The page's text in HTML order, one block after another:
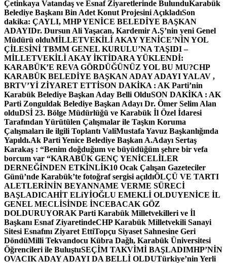
Çetinkaya Vatandaş ve Esnaf Ziyaretlerinde BulunduKarabük
Belediye Başkanı Bin Adet Konut Projesini AçıkladıSon
dakika: ÇAYLI, MHP YENİCE BELEDİYE BAŞKAN
ADAYIDr. Dursun Ali Yaşacan, Kardemir A.Ş’nin yeni Genel
Müdürü olduMİLLETVEKİLİ AKAY YENİCE’NİN YOL
ÇİLESİNİ TBMM GENEL KURULU’NA TAŞIDI –
MİLLETVEKİLİ AKAY İKTİDARA YÜKLENDİ:
KARABÜK’E REVA GÖRDÜĞÜNÜZ YOL BU MU?CHP
KARABÜK BELEDİYE BAŞKAN ADAY ADAYI YALAV ,
BRTV’Yİ ZİYARET ETTİSON DAKİKA : AK Parti’nin
Karabük Belediye Başkan Aday Belli OlduSON DAKİKA : AK
Parti Zonguldak Belediye Başkan Adayı Dr. Ömer Selim Alan
olduDSİ 23. Bölge Müdürlüğü ve Karabük İl Özel İdaresi
Tarafından Yürütülen Çalışmalar ile Taşkın Koruma
Çalışmaları ile ilgili Toplantı ValiMustafa Yavuz Başkanlığında
Yapıldı.Ak Parti Yenice Belediye Başkan A.Adayı Sertaş
Karakaş : “Benim doğduğum ve büyüdüğüm şehre bir vefa
borcum var “KARABÜK GENÇ YENİCELİLER
DERNEĞİNDEN ETKİNLİK10 Ocak Çalışan Gazeteciler
Günü’nde Karabük’te fotoğraf sergisi açıldıÖLÇÜ VE TARTI
ALETLERİNİN BEYANNAME VERME SÜRECİ
BAŞLADICAHİT ELiYİOĞLU EMEKLİ OLDUYENİCE İL
GENEL MECLİSİNDE İNCEBACAK GÖZ
DOLDURUYORAK Parti Karabük Milletvekilleri ve İl
Başkanı Esnaf ZiyaretindeCHP Karabük Milletvekili Sanayi
Sitesi Esnafını Ziyaret EttiTopçu Siyaset Sahnesine Geri
DöndüMilli Tekvandocu Kübra Dağlı, Karabük Üniversitesi
Öğrencileri ile BuluştuSEÇİM TAKVİMİ BAŞLADIMHP’NİN
OVACIK ADAY ADAYI DA BELLİ OLDUTürkiye’nin Yerli